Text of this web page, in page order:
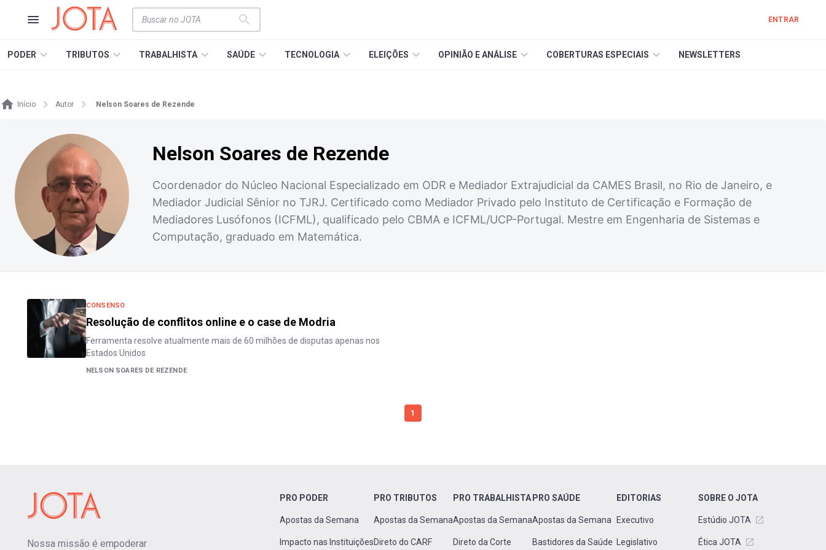
ENTRAR
PODER TRIBUTOS TRABALHISTA SAÚDE TECNOLOGIA ELEIÇÕES OPINIÃO E ANÁLISE COBERTURAS ESPECIAIS NEWSLETTERS
Início Autor Nelson Soares de Rezende
Nelson Soares de Rezende
Coordenador do Núcleo Nacional Especializado em ODR e Mediador Extrajudicial da CAMES Brasil, no Rio de Janeiro, e
Mediador Judicial Sênior no TJRJ. Certificado como Mediador Privado pelo Instituto de Certificação e Formação de
Mediadores Lusófonos (ICFML), qualificado pelo CBMA e ICFML/UCP-Portugal. Mestre em Engenharia de Sistemas e
Computação, graduado em Matemática.
CONSENSO
Resolução de conflitos online e o case de Modria
Ferramenta resolve atualmente mais de 60 milhões de disputas apenas nos
Estados Unidos
NELSON SOARES DE REZENDE
1
Nossa missão é empoderar
PRO PODER
Apostas da Semana
Impacto nas Instituições
PRO TRIBUTOS
Apostas da Semana
Direto do CARF
PRO TRABALHISTA
Apostas da Semana
Direto da Corte
PRO SAÚDE
Apostas da Semana
Bastidores da Saúde
EDITORIAS
Executivo
Legislativo
SOBRE O JOTA
Estúdio JOTA
Ética JOTA